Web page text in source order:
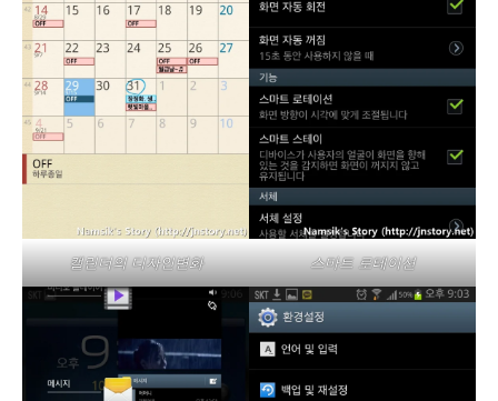
캘린더의 디자인변화 스마트 로테이션